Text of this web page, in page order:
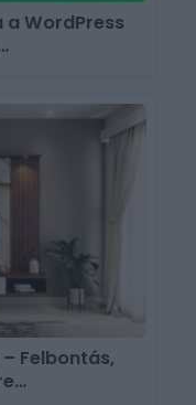
WordPress
Felbontás,